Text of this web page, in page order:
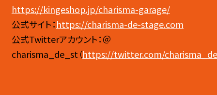
https://kingeshop.jp/charisma-garage/
公式サイト：https://charisma-de-stage.com
公式Twitterアカウント：＠
charisma_de_st（https://twitter.com/